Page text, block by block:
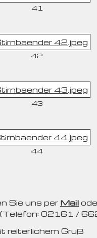
41
42
43
44
Sie uns per Mail
02161 /
reiterlichem Gruß